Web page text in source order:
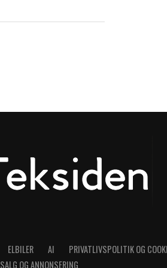
ELBILER AI PRIVATLIVSPOLITIK OG
SALG OG ANNONSERING